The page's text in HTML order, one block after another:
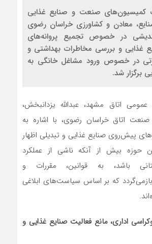
صنعت و صنایع غذایی
صنایع، معادن و کشاورزی خراسان رضوی
در خصوص تجمیع پروانه‌های
غذایی و بررسی مخاطرات بهداشتی و
در خصوص ورود مشاغل خانگی به
برگزار شد.
اتاق مشهد، عبدالله یزدانبخش،
اتاق خراسان رضوی، با اشاره به
پیش‌روی صنایع غذایی و تبدیلی اظهار
حوزه بیش از آنکه ناشی از عملکرد
باشد، به قوانین، مقررات و
که بر اساس سیاست‌های ابلاغی
اداری، مانع فعالیت صنایع غذایی و